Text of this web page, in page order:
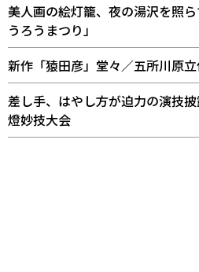
美人画の絵灯籠、夜の湯沢を照
うろうまつり」
新作「猿田彦」堂々／五所川原
差し手、はやし方が迫力の演技
燈妙技大会